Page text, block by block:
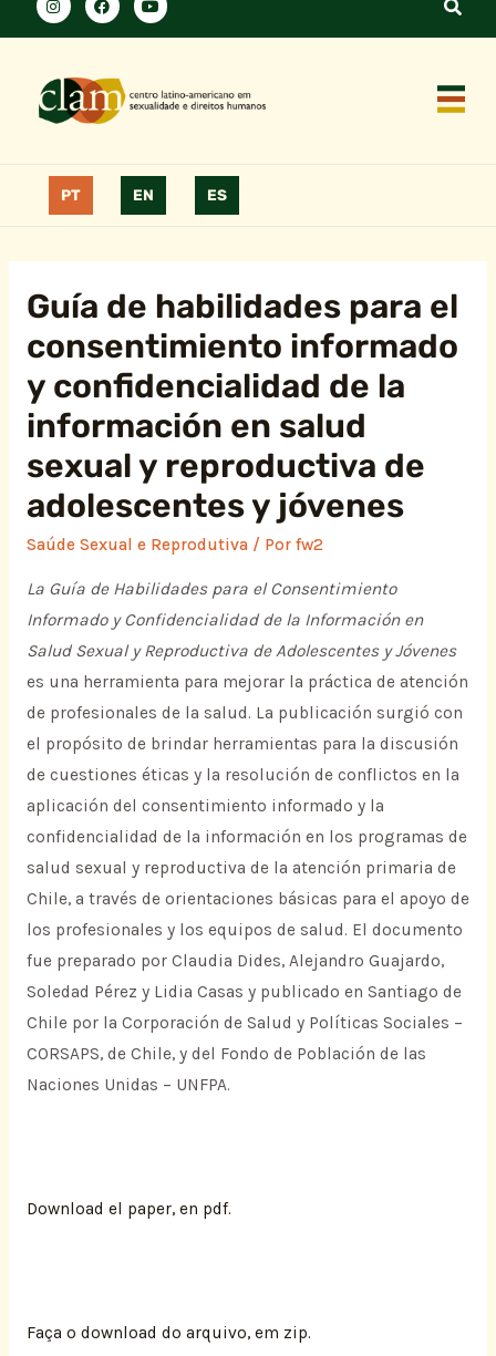
PT EN ES
Guía de habilidades para el
consentimiento informado
y confidencialidad de la
información en salud
sexual y reproductiva de
adolescentes y jóvenes
Saúde Sexual e Reprodutiva/ Por fw2
La Guía de Habilidades para el Consentimiento
Informado y Confidencialidad de la Información en
Salud Sexual y Reproductiva de Adolescentes y Jóvenes
es una herramienta para mejorar la práctica de atención
de profesionales de la salud. La publicación surgió con
el propósito de brindar herramientas para la discusión
de cuestiones éticas y la resolución de conflictos en la
aplicación del consentimiento informado y la
confidencialidad de la información en los programas de
salud sexual y reproductiva de la atención primaria de
Chile, a través de orientaciones básicas para el apoyo de
los profesionales y los equipos de salud. El documento
fue preparado por Claudia Dides, Alejandro Guajardo,
Soledad Pérez y Lidia Casas y publicado en Santiago de
Chile por la Corporación de Salud y Políticas Sociales –
CORSAPS, de Chile, y del Fondo de Población de las
Naciones Unidas – UNFPA.
Download el paper, en pdf.
Faça o download do arquivo, em zip.